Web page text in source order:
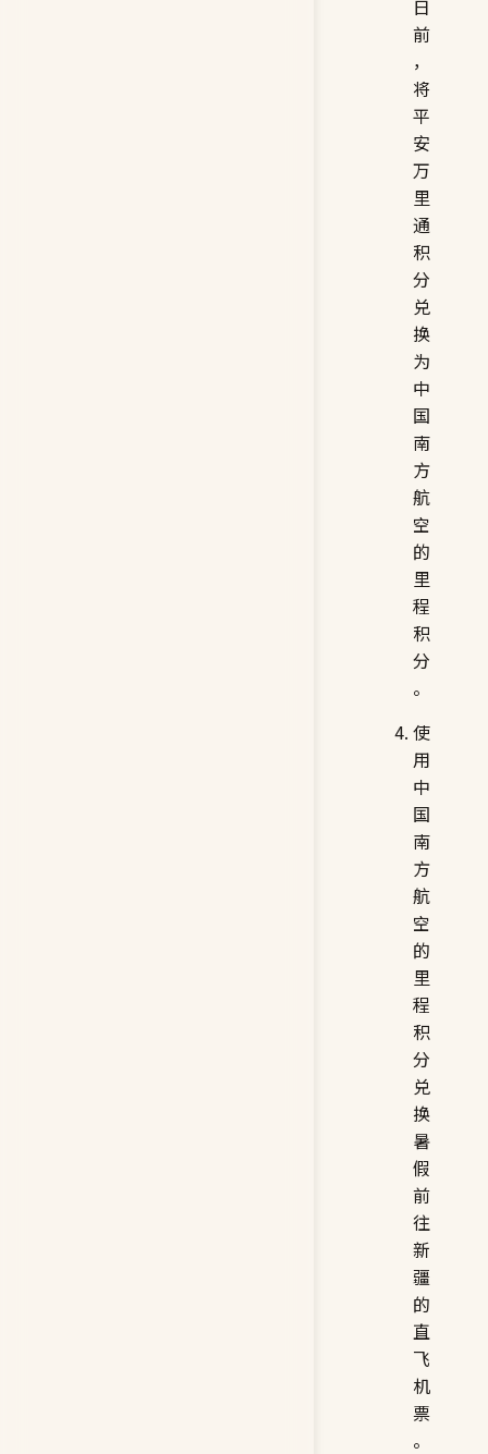
日
前
，
将
平
安
万
里
通
积
分
兑
换
为
中
国
南
方
航
空
的
里
程
积
分
。
使
用
中
国
南
方
航
空
的
里
程
积
分
兑
换
暑
假
前
往
新
疆
的
直
飞
机
票
。